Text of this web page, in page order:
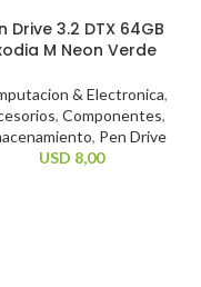
Drive 3.2 DTX 64GB
M Neon Verde
& Electronica,
, Componentes,
, Pen Drive
USD 8,00